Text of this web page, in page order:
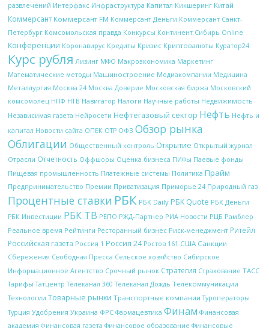
развлечений Интерфакс Инфраструктура Капитал Кикшеринг Китай
Коммерсант Коммерсант FM Коммерсант Деньги Коммерсант Санкт-
Петербург Комсомольская правда Конкурсы Континент Сибирь Online
Конференции Коронавирус Кредиты Кризис Криптовалюты Куратор24
Курс рубля Лизинг МФО Макроэкономика Маркетинг
Математические методы Машиностроение Медиакомпании Медицина
Металлургия Москва 24 Москва Доверие Московская биржа Московский
комсомолец НПФ НТВ Навигатор Налоги Научные работы Недвижимость
Независимая газета Нейросети Нефтегазовый сектор Нефть Нефть и
капитал Новости сайта ОПЕК ОТР ОФЗ Обзор рынка
Облигации Общественный контроль Открытие Открытый журнал
Отрасли Отчетность Оффшоры Оценка бизнеса ПИФы Паевые фонды
Пищевая промышленность Платежные системы Политика Прайм
Предпринимательство Премии Приватизация Приморье 24 Природный газ
Процентные ставки РБК РБК Daily РБК Quote РБК Деньги
РБК Инвестиции РБК ТВ РЕПО РЖД-Партнер РИА Новости РЦБ Рамблер
Реальное время Рейтинги Ресторанный бизнес Риск-менеджмент Ритейл
Российская газета Россия 1 Россия 24 Ростов 161 США Санкции
Сбережения Свободная Пресса Сельское хозяйство Сибирское
Информационное Агентство Срочный рынок Стратегия Страхование ТАСС
Тарифы Татцентр Телеканал 360 Телеканал Дождь Телекоммуникации
Технологии Товарные рынки Транспортные компании Туроператоры
Турция Удобрения Украина ФРС Фармацевтика Финам Финансовая
академия Финансовая газета Финансовое образование Финансовые